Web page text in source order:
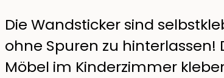
Die Wandsticker sind
ohne Spuren zu
Möbel im Kinderzimmer